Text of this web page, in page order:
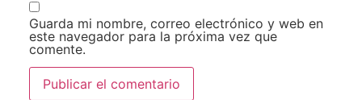
Guarda mi nombre, correo electrónico y web en
este navegador para la próxima vez que
comente.